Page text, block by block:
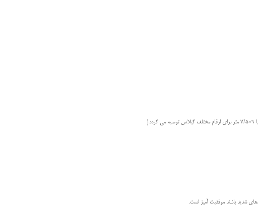
به دليل رشد نسبتا قوی درختان گيلاس مخصوصا در شرايط آب و هوايی و خاكی مناسب و مساعد، معمولاً فواصل كشت 8×6 و يا 9×7/5 متر برای ارقام مختلف گيلاس توصيه می گردد.(
شديد باشند موفقيت آميز است.